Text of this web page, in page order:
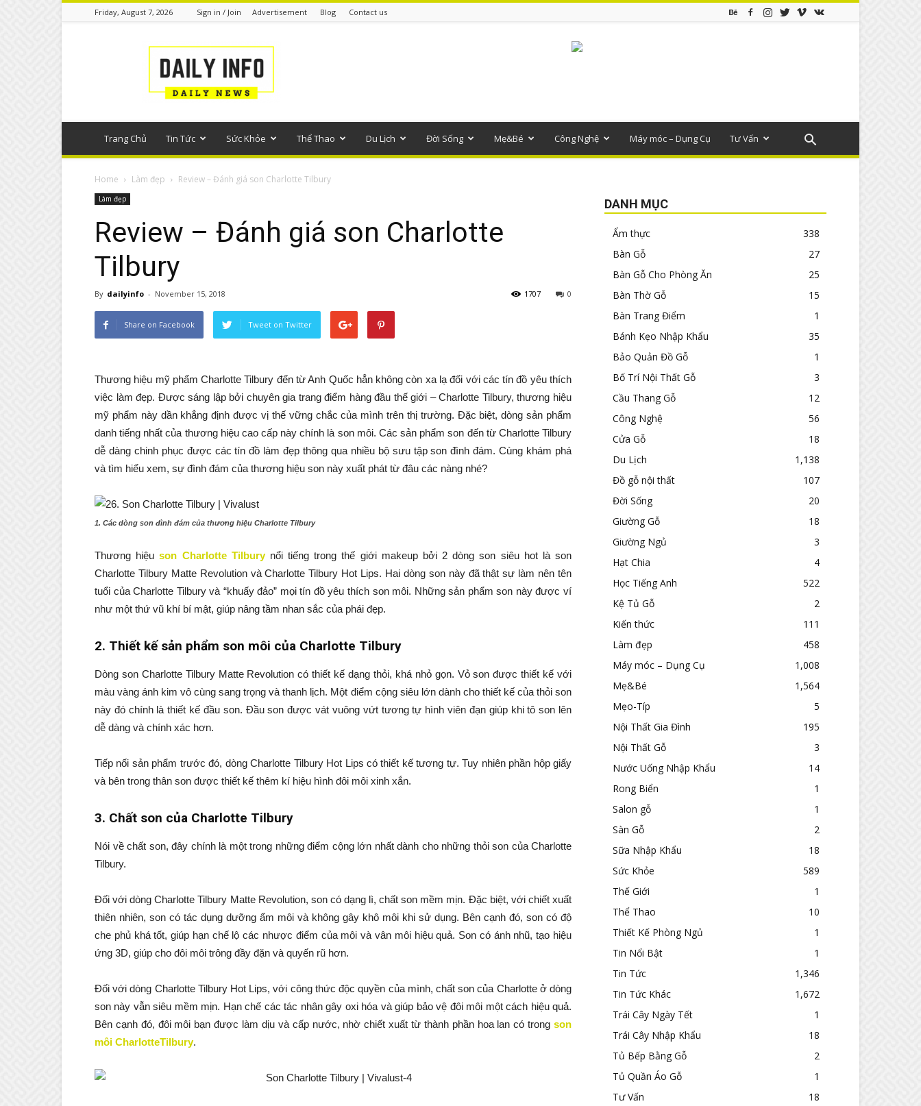
Friday, August 7, 2026 Sign in / Join Advertisement Blog Contact us
thông
Trang Chủ Tin Tức Sức Khỏe Thể Thao Du Lịch Đời Sống Mẹ&Bé Công Nghệ Máy móc – Dụng Cụ Tư Vấn
Home Làm đẹp Review – Đánh giá son Charlotte Tilbury
Làm đẹp
Review – Đánh giá son Charlotte
Tilbury
By dailyinfo - November 15, 2018 0
1707
Share on Facebook Tweet on Twitter
Thương hiệu mỹ phẩm Charlotte Tilbury đến từ Anh Quốc hẳn không còn xa lạ đối với các tín đồ yêu thích
việc làm đẹp. Được sáng lập bởi chuyên gia trang điểm hàng đầu thế giới – Charlotte Tilbury, thương hiệu
mỹ phẩm này dần khẳng định được vị thế vững chắc của mình trên thị trường. Đặc biệt, dòng sản phẩm
danh tiếng nhất của thương hiệu cao cấp này chính là son môi. Các sản phẩm son đến từ Charlotte Tilbury
dễ dàng chinh phục được các tín đồ làm đẹp thông qua nhiều bộ sưu tập son đình đám. Cùng khám phá
và tìm hiểu xem, sự đình đám của thương hiệu son này xuất phát từ đâu các nàng nhé?
1. Các dòng son đình đám của thương hiệu Charlotte Tilbury
Thương hiệuson Charlotte Tilburynổi tiếng trong thế giới makeup bởi 2 dòng son siêu hot là son
Charlotte Tilbury Matte Revolution và Charlotte Tilbury Hot Lips. Hai dòng son này đã thật sự làm nên tên
tuổi của Charlotte Tilbury và “khuấy đảo” mọi tín đồ yêu thích son môi. Những sản phẩm son này được ví
như một thứ vũ khí bí mật, giúp nâng tầm nhan sắc của phái đẹp.
2. Thiết kế sản phẩm son môi của Charlotte Tilbury
Dòng son Charlotte Tilbury Matte Revolution có thiết kế dạng thỏi, khá nhỏ gọn. Vỏ son được thiết kế với
màu vàng ánh kim vô cùng sang trọng và thanh lịch. Một điểm cộng siêu lớn dành cho thiết kế của thỏi son
này đó chính là thiết kế đầu son. Đầu son được vát vuông vứt tương tự hình viên đạn giúp khi tô son lên
dễ dàng và chính xác hơn.
Tiếp nối sản phẩm trước đó, dòng Charlotte Tilbury Hot Lips có thiết kế tương tự. Tuy nhiên phần hộp giấy
và bên trong thân son được thiết kế thêm kí hiệu hình đôi môi xinh xắn.
3. Chất son của Charlotte Tilbury
Nói về chất son, đây chính là một trong những điểm cộng lớn nhất dành cho những thỏi son của Charlotte
Tilbury.
Đối với dòng Charlotte Tilbury Matte Revolution, son có dạng lì, chất son mềm mịn. Đặc biệt, với chiết xuất
thiên nhiên, son có tác dụng dưỡng ẩm môi và không gây khô môi khi sử dụng. Bên cạnh đó, son có độ
che phủ khá tốt, giúp hạn chế lộ các nhược điểm của môi và vân môi hiệu quả. Son có ánh nhũ, tạo hiệu
ứng 3D, giúp cho đôi môi trông đầy đặn và quyến rũ hơn.
Đối với dòng Charlotte Tilbury Hot Lips, với công thức độc quyền của mình, chất son của Charlotte ở dòng
son này vẫn siêu mềm mịn. Hạn chế các tác nhân gây oxi hóa và giúp bảo vệ đôi môi một cách hiệu quả.
Bên cạnh đó, đôi môi bạn được làm dịu và cấp nước, nhờ chiết xuất từ thành phần hoa lan có trong son
môi CharlotteTilbury.
DANH MỤC
Ẩm thực
338
Bàn Gỗ
27
Bàn Gỗ Cho Phòng Ăn
25
Bàn Thờ Gỗ
15
Bàn Trang Điểm
1
Bánh Kẹo Nhập Khẩu
35
Bảo Quản Đồ Gỗ
1
Bố Trí Nội Thất Gỗ
3
Cầu Thang Gỗ
12
Công Nghệ
56
Cửa Gỗ
18
Du Lịch
1,138
Đồ gỗ nội thất
107
Đời Sống
20
Giường Gỗ
18
Giường Ngủ
3
Hạt Chia
4
Học Tiếng Anh
522
Kệ Tủ Gỗ
2
Kiến thức
111
Làm đẹp
458
Máy móc – Dụng Cụ
1,008
Mẹ&Bé
1,564
Mẹo-Típ
5
Nội Thất Gia Đình
195
Nội Thất Gỗ
3
Nước Uống Nhập Khẩu
14
Rong Biển
1
Salon gỗ
1
Sàn Gỗ
2
Sữa Nhập Khẩu
18
Sức Khỏe
589
Thế Giới
1
Thể Thao
10
Thiết Kế Phòng Ngủ
1
Tin Nổi Bật
1
Tin Tức
1,346
Tin Tức Khác
1,672
Trái Cây Ngày Tết
1
Trái Cây Nhập Khẩu
18
Tủ Bếp Bằng Gỗ
2
Tủ Quần Áo Gỗ
1
Tư Vấn
18